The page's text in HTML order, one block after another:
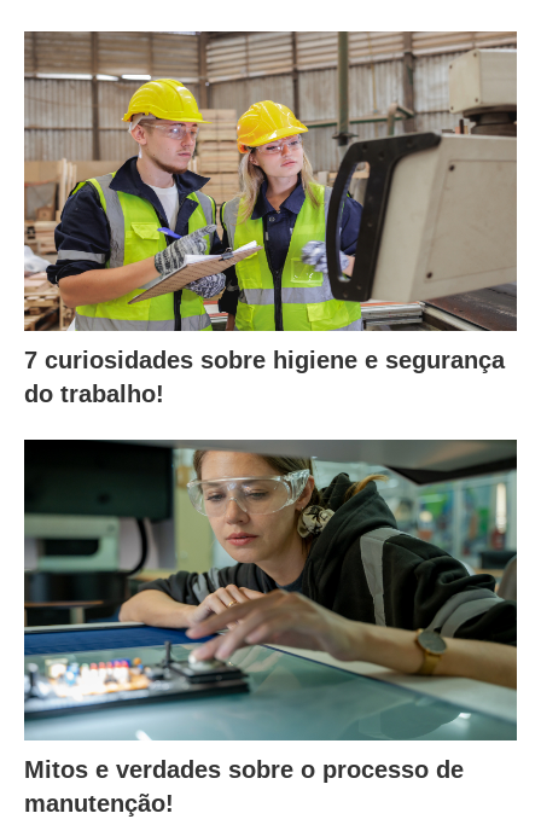
7 curiosidades sobre higiene e segurança
do trabalho!
Mitos e verdades sobre o processo de
manutenção!